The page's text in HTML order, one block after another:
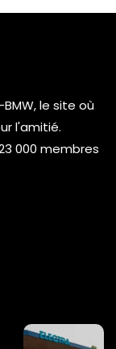
le site où
l'amitié.
000 membres